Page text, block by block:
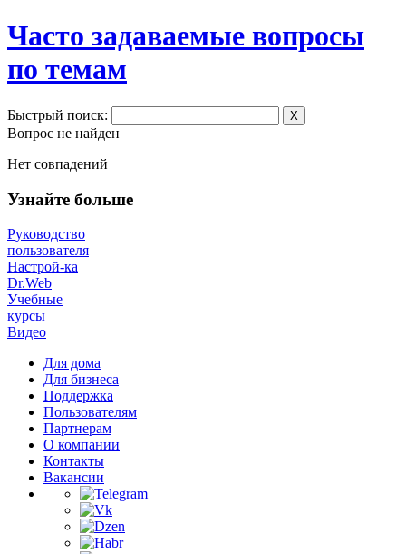
Часто задаваемые вопросы
по темам
Быстрый поиск: X
Вопрос не найден
Нет совпадений
Узнайте больше
Руководство
пользователя
Настрой-ка
Dr.Web
Учебные
курсы
Видео
Для дома
Для бизнеса
Поддержка
Пользователям
Партнерам
О компании
Контакты
Вакансии